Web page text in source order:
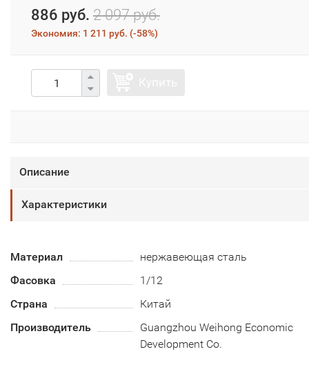
886 руб. 2 097 руб.
Экономия: 1 211 руб. (-58%)
Описание
Характеристики
Материал
нержавеющая сталь
Фасовка
1/12
Страна
Китай
Производитель
Guangzhou Weihong Economic
Development Co.